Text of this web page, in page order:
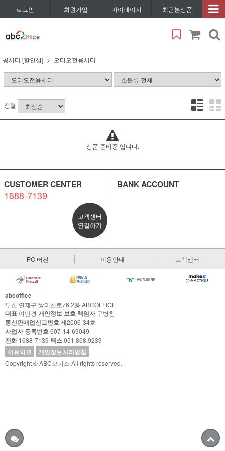
로그인 회원가입 마이페이지 최근본상품
공시디 [할인샵] 오디오전용시디
정렬
상품 준비중 입니다.
CUSTOMER CENTER
1688-7139
고객센터
연결하기
BANK ACCOUNT
PC 버전 이용안내 고객센터
abcoffice
부산 연제구 쌍미천로76 2층 ABCOFFICE
대표 이민경 개인정보 보호 책임자구병창
통신판매업신고번호제2006-34호
사업자 등록번호607-14-69049
전화1688-7139 팩스051.868.9239
이용약관
개인정보처리방침
Copyright © ABC오피스 All rights reserved.